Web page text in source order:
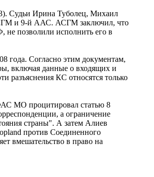
Судьи Ирина Туболец, Михаил
и 9-й ААС. АСГМ заключил, что
не позволили исполнить его в
года. Согласно этим документам,
включая данные о входящих и
разъяснения КС относятся только
МО процитировал статью 8
а ограничение
страны". А затем Алиев
против Соединенного
вмешательство в право на